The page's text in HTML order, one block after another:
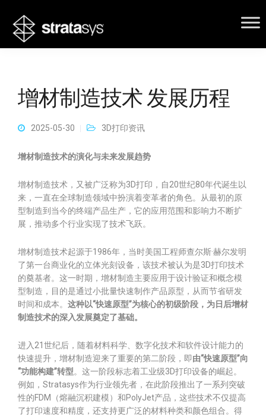
增材制造技术 发展历程
2025-05-30 3D打印资讯
增材制造技术的演化与未来发展趋势
增材制造技术，又被广泛称为3D打印，自20世纪80年代诞生以
来，一直在全球制造领域中扮演着变革者的角色。从最初的原
型制造到当今的终端产品生产，它的应用范围和影响力不断扩
展，推动多个行业实现了技术飞跃。
增材制造技术起源于1986年，当时美国工程师查尔斯·赫尔发明
了第一台商业化的立体光刻设备，该技术被认为是3D打印技术
的奠基者。这一时期，增材制造主要应用于设计验证和概念模
型制造，目的是通过小批量快速制作产品原型，从而节省研发
时间和成本。 这种以“快速原型”为核心的初级阶段，为日后增材
制造技术的深入发展奠定了基础。
进入21世纪后，随着材料科学、数字化技术和软件设计能力的
快速提升，增材制造迎来了重要的第二阶段，即由“快速原型”向
“功能构建”转型。这一阶段标志着工业级3D打印设备的崛起。
例如，Stratasys作为行业领先者，在此阶段推出了一系列突破
性的FDM（熔融沉积建模）和PolyJet产品，这些技术不仅提高
了打印速度和精度，还支持更广泛的材料种类和颜色组合。得